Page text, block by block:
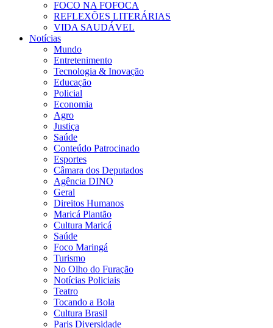
FOCO NA FOFOCA
REFLEXÕES LITERÁRIAS
VIDA SAUDÁVEL
Notícias
Mundo
Entretenimento
Tecnologia & Inovação
Educação
Policial
Economia
Agro
Justiça
Saúde
Conteúdo Patrocinado
Esportes
Câmara dos Deputados
Agência DINO
Geral
Direitos Humanos
Maricá Plantão
Cultura Maricá
Saúde
Foco Maringá
Turismo
No Olho do Furação
Notícias Policiais
Teatro
Tocando a Bola
Cultura Brasil
Paris Diversidade